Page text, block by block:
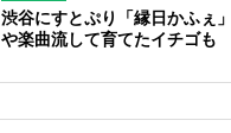
渋谷にすとぷり「縁日かふぇ
や楽曲流して育てたイチゴも